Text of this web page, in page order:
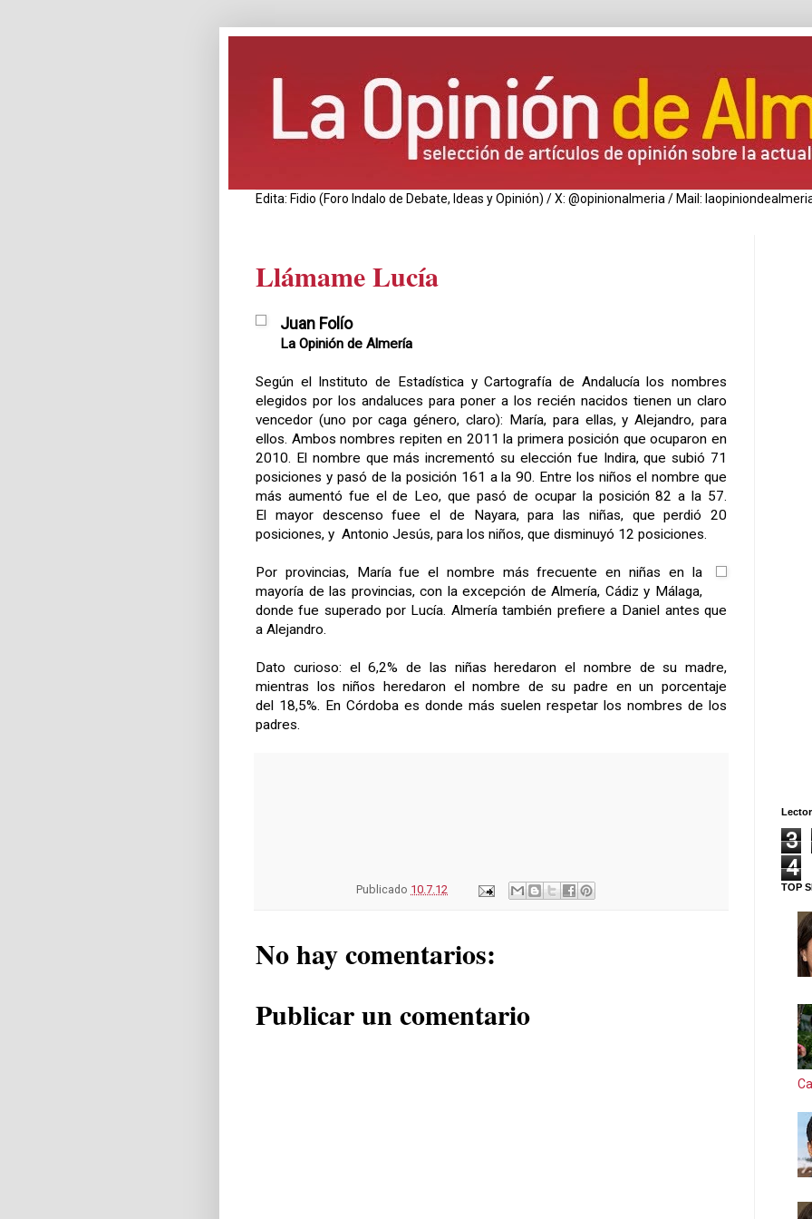
Edita: Fidio (Foro Indalo de Debate, Ideas y Opinión) / X: @opinionalmeria / Mail:
Llámame Lucía
Juan Folío
La Opinión de Almería
Según el Instituto de Estadística y Cartografía de Andalucía los nombres
elegidos por los andaluces para poner a los recién nacidos tienen un claro
vencedor (uno por caga género, claro): María, para ellas, y Alejandro, para
ellos. Ambos nombres repiten en 2011 la primera posición que ocuparon en
2010. El nombre que más incrementó su elección fue Indira, que subió 71
posiciones y pasó de la posición 161 a la 90. Entre los niños el nombre que
más aumentó fue el de Leo, que pasó de ocupar la posición 82 a la 57.
El mayor descenso fuee el de Nayara, para las niñas, que perdió 20
posiciones, y Antonio Jesús, para los niños, que disminuyó 12 posiciones.
Por provincias, María fue el nombre más frecuente en niñas en la
mayoría de las provincias, con la excepción de Almería, Cádiz y Málaga,
donde fue superado por Lucía. Almería también prefiere a Daniel antes que
a Alejandro.
Dato curioso: el 6,2% de las niñas heredaron el nombre de su madre,
mientras los niños heredaron el nombre de su padre en un porcentaje
del 18,5%. En Córdoba es donde más suelen respetar los nombres de los
padres.
Publicado 10.7.12
No hay comentarios:
Publicar un comentario
3
4
TOP